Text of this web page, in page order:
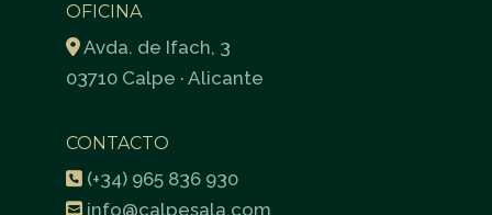
OFICINA
Avda. de Ifach, 3
03710 Calpe · Alicante
CONTACTO
(+34) 965 836 930
info@calpesala.com